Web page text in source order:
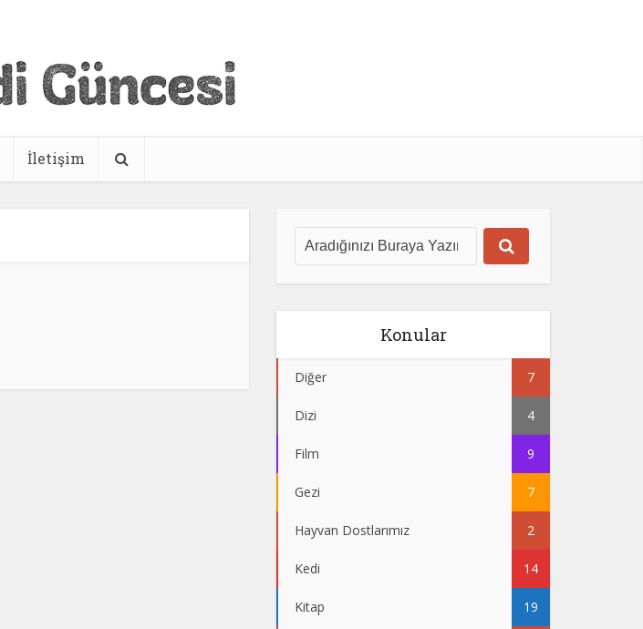
İletişim
Konular
Diğer 7
Dizi 4
Film 9
Gezi 7
Hayvan Dostlarımız 2
Kedi 14
Kitap 19